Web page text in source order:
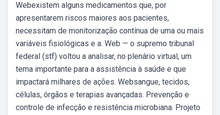
Webexistem alguns medicamentos que, por
apresentarem riscos maiores aos pacientes,
necessitam de monitorização contínua de uma ou mais
variáveis fisiológicas e a. Web — o supremo tribunal
federal (stf) voltou a analisar, no plenário virtual, um
tema importante para a assistência à saúde e que
impactará milhares de ações. Websangue, tecidos,
células, órgãos e terapias avançadas. Prevenção e
controle de infecção e resistência microbiana. Projeto